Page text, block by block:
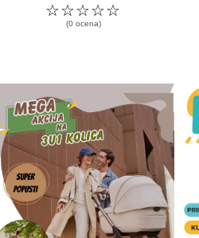
☆
☆
☆
☆
☆
(0 ocena)